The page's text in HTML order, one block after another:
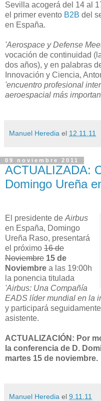
Sevilla acogerá del 14 al
el primer evento B2B del
en España.
'Aerospace y Defense
vocación de continuidad
dos años), y en palabras
Innovación y Ciencia,
'encuentro profesional
aeroespacial más
Manuel Heredia el 12.11.11
09 noviembre 2011
ACTUALIZADA:
Domingo Ureña
El presidente de Airbus
en España, Domingo
Ureña Raso, presentará
el próximo 16 de
Noviembre 15 de
Noviembre a las 19:00h
la ponencia titulada
'Airbus: Una Compañía
EADS líder mundial en la
y participará
asistente.
ACTUALIZACIÓN: Por
la conferencia de D.
martes 15 de noviembre.
Manuel Heredia el 9.11.11